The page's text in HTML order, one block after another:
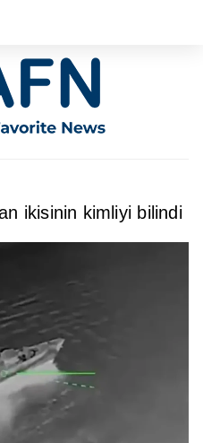
ikisinin kimliyi bilindi